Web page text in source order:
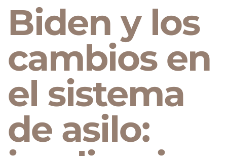
Biden y los
cambios en
el sistema
de asilo: